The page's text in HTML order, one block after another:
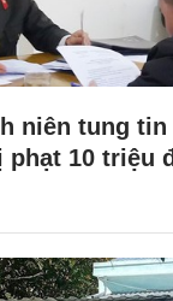
niên tung
phạt 10 triệu